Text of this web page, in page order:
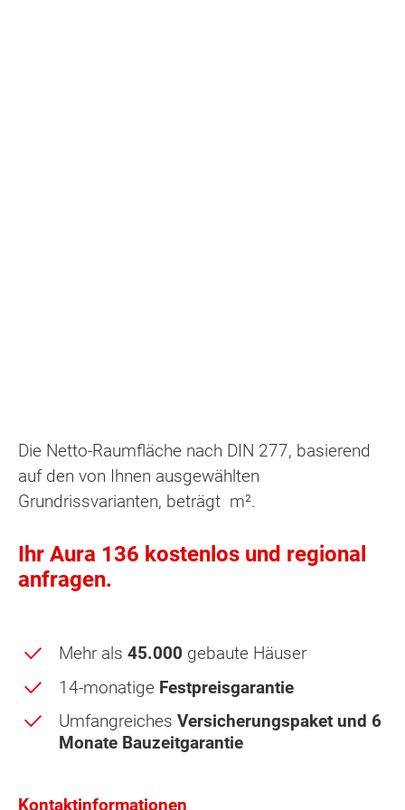
Obergeschoss - Grundrissvarianten:
Standard
Die Netto-Raumfläche nach DIN 277, basierend
auf den von Ihnen ausgewählten
Grundrissvarianten, beträgt m².
Ihr Aura 136 kostenlos und regional
anfragen.
Mehr als 45.000 gebaute Häuser
14-monatige Festpreisgarantie
Umfangreiches Versicherungspaket und 6
Monate Bauzeitgarantie
Kontaktinformationen